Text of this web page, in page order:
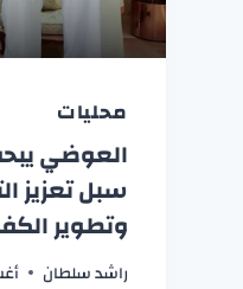
محليات
سبل تعزيز
وتطوير
راشد سلطان